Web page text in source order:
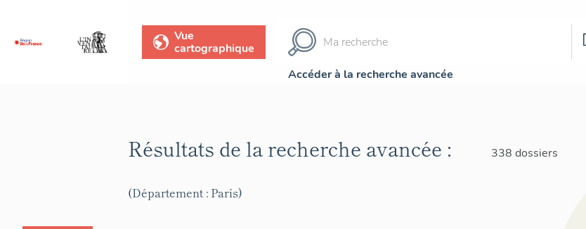
Vue
cartographique
Accéder à la recherche avancée
Résultats de la recherche avancée : 338 dossiers
(Département : Paris)